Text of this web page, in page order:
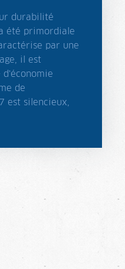
durabilité
été primordiale
par une
il est
de
est silencieux,